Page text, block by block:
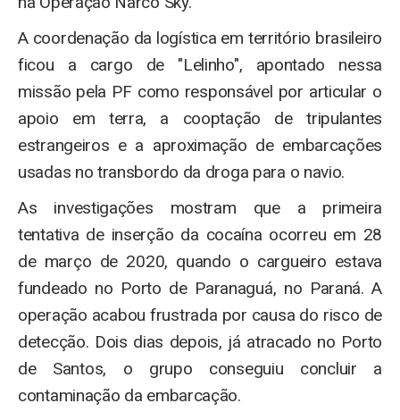
A coordenação da logística em território brasileiro
ficou a cargo de "Lelinho", apontado nessa
missão pela PF como responsável por articular o
apoio em terra, a cooptação de tripulantes
estrangeiros e a aproximação de embarcações
usadas no transbordo da droga para o navio.
As investigações mostram que a primeira
tentativa de inserção da cocaína ocorreu em 28
de março de 2020, quando o cargueiro estava
fundeado no Porto de Paranaguá, no Paraná. A
operação acabou frustrada por causa do risco de
detecção. Dois dias depois, já atracado no Porto
de Santos, o grupo conseguiu concluir a
contaminação da embarcação.